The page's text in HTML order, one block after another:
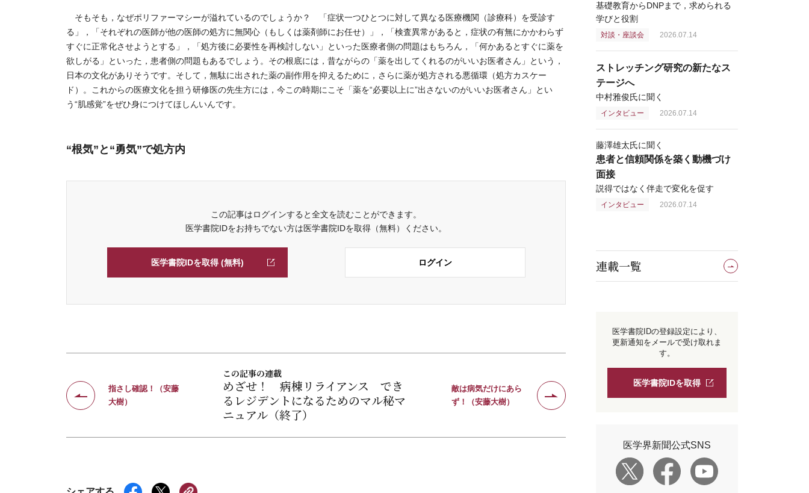
そもそも，なぜポリファーマシーが溢れているのでしょうか？ 「症状一つひとつに対して異なる医療機関（診療科）を受診す
る」，「それぞれの医師が他の医師の処方に無関心（もしくは薬剤師にお任せ）」，「検査異常があると，症状の有無にかかわらず
すぐに正常化させようとする」，「処方後に必要性を再検討しない」といった医療者側の問題はもちろん，「何かあるとすぐに薬を
欲しがる」といった，患者側の問題もあるでしょう。その根底には，昔ながらの「薬を出してくれるのがいいお医者さん」という，
日本の文化がありそうです。そして，無駄に出された薬の副作用を抑えるために，さらに薬が処方される悪循環（処方カスケー
ド）。これからの医療文化を担う研修医の先生方には，今この時期にこそ「薬を“必要以上に”出さないのがいいお医者さん」とい
う“肌感覚”をぜひ身につけてほしんいんです。
“根気”と“勇気”で処方内
この記事はログインすると全文を読むことができます。
医学書院IDをお持ちでない方は医学書院IDを取得（無料）ください。
医学書院IDを取得 (無料) ログイン
この記事の連載
めざせ！ 病棟リライアンス でき
るレジデントになるためのマル秘マ
ニュアル（終了）
指さし確認！（安藤
大樹）
敵は病気だけにあら
ず！（安藤大樹）
基礎教育からDNPまで，求められる
学びと役割
対談・座談会 2026.07.14
ストレッチング研究の新たなス
テージへ
中村雅俊氏に聞く
インタビュー 2026.07.14
藤澤雄太氏に聞く
患者と信頼関係を築く動機づけ
面接
説得ではなく伴走で変化を促す
インタビュー 2026.07.14
連載一覧
医学書院IDの登録設定により、
更新通知をメールで受け取れま
す。
医学書院IDを取得
医学界新聞公式SNS